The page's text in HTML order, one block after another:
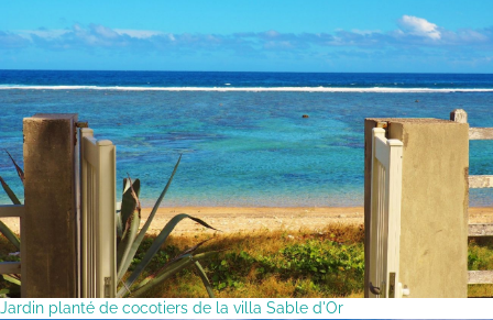
Jardin planté de cocotiers de la villa Sable d'Or